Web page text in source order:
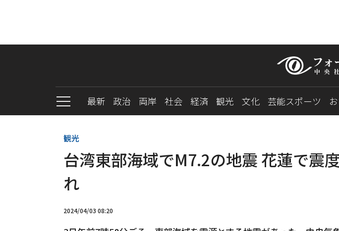
最新 政治 両岸 社会 経済 観光 文化 芸能スポーツ
観光
台湾東部海域でM7.2の地震 花蓮で震
れ
2024/04/03 08:20